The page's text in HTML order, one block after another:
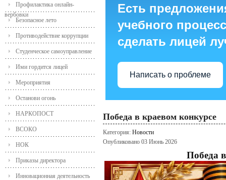
Профилактика онлайн-
вербовки
Безопасное лето
Противодействие коррупции
Студенческое самоуправление
Ими гордится лицей
Мероприятия
Останови огонь
НАРКОПОСТ
ВСОКО
НОК
Приказы директора
Инновационная деятельность
Есть
учебного
сделать лицей
Написать о проблеме
Победа в краевом конкурсе
Категория: Новости
Опубликовано 03 Июнь 2026
Победа